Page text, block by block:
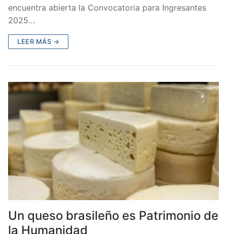
encuentra abierta la Convocatoria para Ingresantes
2025…
LEER MÁS →
Un queso brasileño es Patrimonio de
la Humanidad